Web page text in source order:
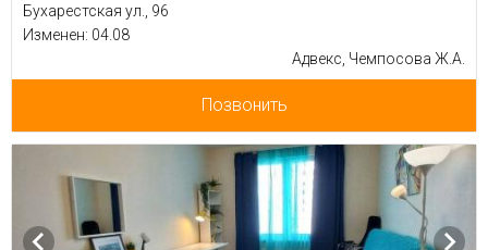
Бухарестская ул., 96
Изменен: 04.08
Адвекс, Чемпосова Ж.А.
Позвонить